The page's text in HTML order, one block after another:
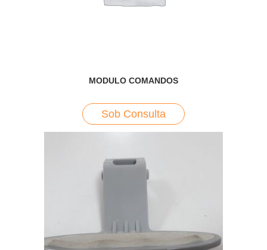
MODULO COMANDOS
Sob Consulta